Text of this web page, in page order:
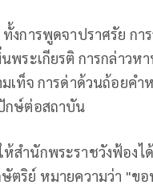
ทั้งการพูดจาปราศรัย กา
พระเกียรติ การกล่าวห
เท็จ การด่าด้วนถ้อยคำ
กษ์ต่อสถาบัน
สำนักพระราชวังฟ้องไ
ตริย์ หมายความว่า "ข